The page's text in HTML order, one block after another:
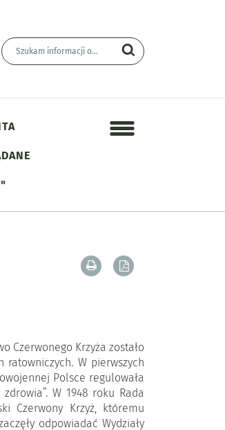
Wyszukiwarka
Wyszukiwana fraza Szukaj
Menu dodatkowe
Drukuj zawartość
Zapisz tekst
Czerwonego Krzyża zostało
W pierwszych
Polsce regulowała
W 1948 roku Rada
Czerwony Krzyż, któremu
odpowiadać Wydziały